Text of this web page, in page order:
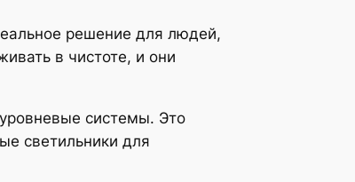
решение для людей,
в чистоте, и они
системы. Это
светильники для